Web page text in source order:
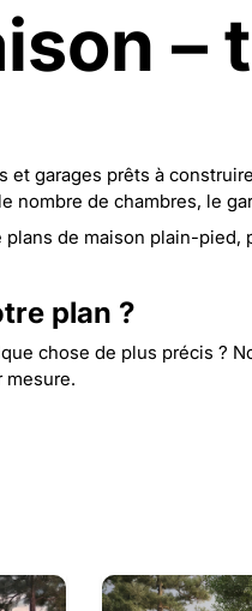
–
et garages prêts à
nombre de chambres, le
plans de maison plain-pied,
plan ?
chose de plus précis ?
mesure.